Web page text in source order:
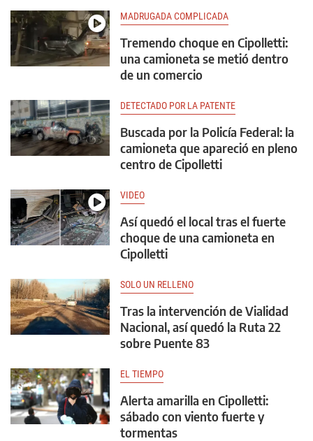
MADRUGADA COMPLICADA
Tremendo choque en Cipolletti:
una camioneta se metió dentro
de un comercio
DETECTADO POR LA PATENTE
Buscada por la Policía Federal: la
camioneta que apareció en pleno
centro de Cipolletti
VIDEO
Así quedó el local tras el fuerte
choque de una camioneta en
Cipolletti
SOLO UN RELLENO
Tras la intervención de Vialidad
Nacional, así quedó la Ruta 22
sobre Puente 83
EL TIEMPO
Alerta amarilla en Cipolletti:
sábado con viento fuerte y
tormentas